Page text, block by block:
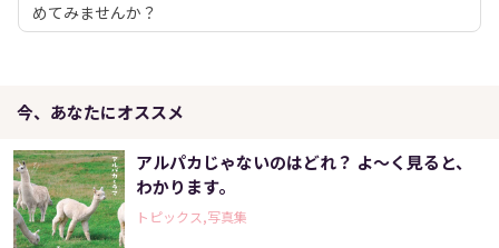
めてみませんか？
今、あなたにオススメ
アルパカじゃないのはどれ？ よ～く見ると、
わかります。
トピックス,写真集